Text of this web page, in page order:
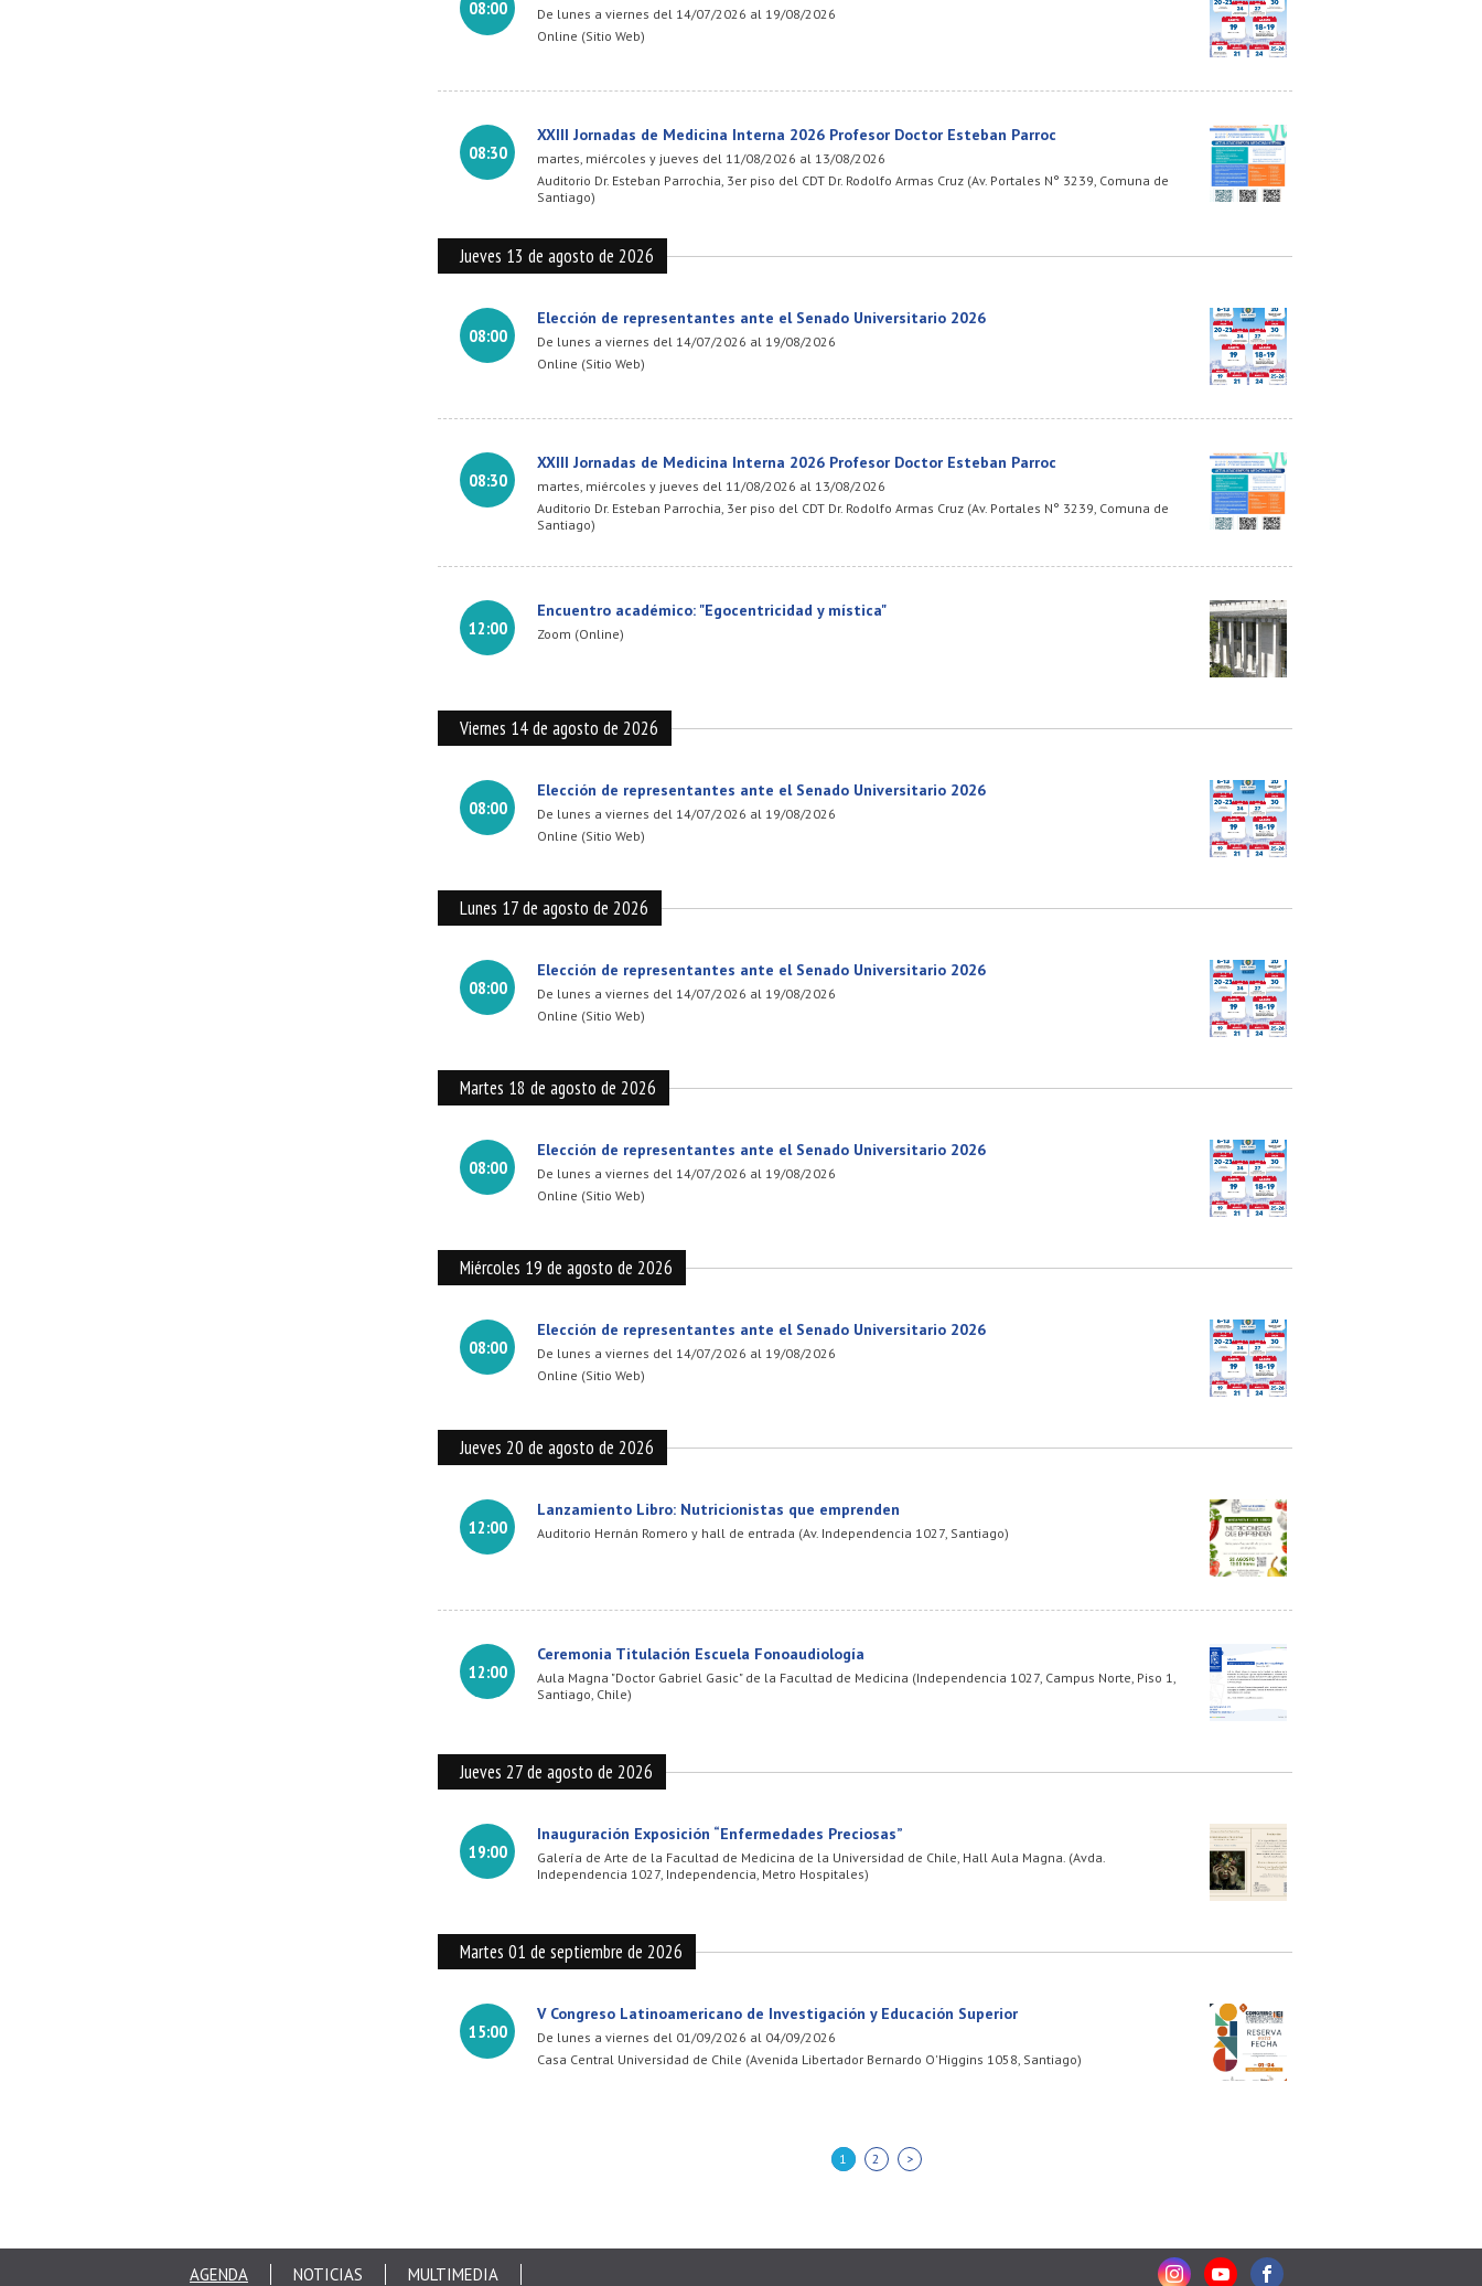
08:00
De lunes a viernes del 14/07/2026 al 19/08/2026
Online (Sitio Web)
08:30
XXIII Jornadas de Medicina Interna 2026 Profesor Doctor Esteban Parroc
martes, miércoles y jueves del 11/08/2026 al 13/08/2026
Auditorio Dr. Esteban Parrochia, 3er piso del CDT Dr. Rodolfo Armas Cruz (Av. Portales N° 3239, Comuna de
Santiago)
Jueves 13 de agosto de 2026
08:00
Elección de representantes ante el Senado Universitario 2026
De lunes a viernes del 14/07/2026 al 19/08/2026
Online (Sitio Web)
08:30
XXIII Jornadas de Medicina Interna 2026 Profesor Doctor Esteban Parroc
martes, miércoles y jueves del 11/08/2026 al 13/08/2026
Auditorio Dr. Esteban Parrochia, 3er piso del CDT Dr. Rodolfo Armas Cruz (Av. Portales N° 3239, Comuna de
Santiago)
12:00
Encuentro académico: "Egocentricidad y mística"
Zoom (Online)
Viernes 14 de agosto de 2026
08:00
Elección de representantes ante el Senado Universitario 2026
De lunes a viernes del 14/07/2026 al 19/08/2026
Online (Sitio Web)
Lunes 17 de agosto de 2026
08:00
Elección de representantes ante el Senado Universitario 2026
De lunes a viernes del 14/07/2026 al 19/08/2026
Online (Sitio Web)
Martes 18 de agosto de 2026
08:00
Elección de representantes ante el Senado Universitario 2026
De lunes a viernes del 14/07/2026 al 19/08/2026
Online (Sitio Web)
Miércoles 19 de agosto de 2026
08:00
Elección de representantes ante el Senado Universitario 2026
De lunes a viernes del 14/07/2026 al 19/08/2026
Online (Sitio Web)
Jueves 20 de agosto de 2026
12:00
Lanzamiento Libro: Nutricionistas que emprenden
Auditorio Hernán Romero y hall de entrada (Av. Independencia 1027, Santiago)
12:00
Ceremonia Titulación Escuela Fonoaudiología
Aula Magna "Doctor Gabriel Gasic" de la Facultad de Medicina (Independencia 1027, Campus Norte, Piso 1,
Santiago, Chile)
Jueves 27 de agosto de 2026
19:00
Inauguración Exposición “Enfermedades Preciosas”
Galería de Arte de la Facultad de Medicina de la Universidad de Chile, Hall Aula Magna. (Avda.
Independencia 1027, Independencia, Metro Hospitales)
Martes 01 de septiembre de 2026
15:00
V Congreso Latinoamericano de Investigación y Educación Superior
De lunes a viernes del 01/09/2026 al 04/09/2026
Casa Central Universidad de Chile (Avenida Libertador Bernardo O'Higgins 1058, Santiago)
1 2
siguiente
AGENDA NOTICIAS MULTIMEDIA